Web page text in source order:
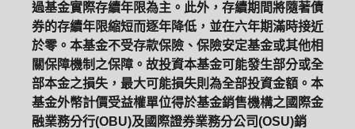
過基金實際存續年限為主。此外，存續期間將隨著債
券的存續年限縮短而逐年降低，並在六年期滿時接近
於零。本基金不受存款保險、保險安定基金或其他相
關保障機制之保障。故投資本基金可能發生部分或全
部本金之損失，最大可能損失則為全部投資金額。本
基金外幣計價受益權單位得於基金銷售機構之國際金
融業務分行(OBU)及國際證券業務分公司(OSU)銷